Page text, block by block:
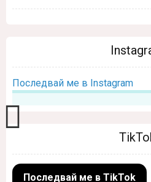
Последвай ме в Instagram
Последвай ме в TikTok